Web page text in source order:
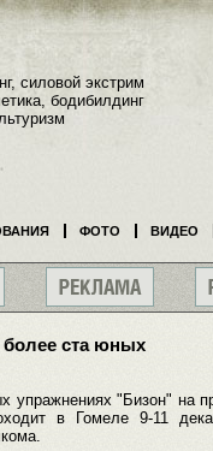
более ста юных
упражнениях "Бизон" на
в Гомеле 9-11
силовой экстрим
бодибилдинг
ФОТО ВИДЕО